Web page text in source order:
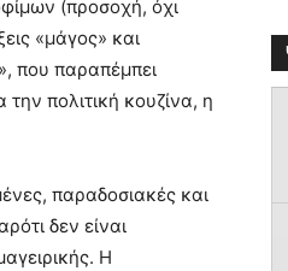
(προσοχή, όχι
«μάγος» και
που παραπέμπει
πολιτική κουζίνα, η
παραδοσιακές και
δεν είναι
Η